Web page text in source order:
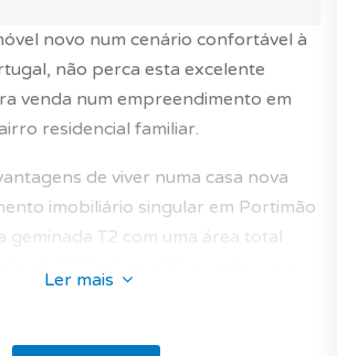
novo num cenário confortável à
não perca esta excelente
venda num empreendimento em
residencial familiar.
de viver numa casa nova
imobiliário singular em Portimão
geminada T2 com uma área total
da cidade num condomínio
Ler mais